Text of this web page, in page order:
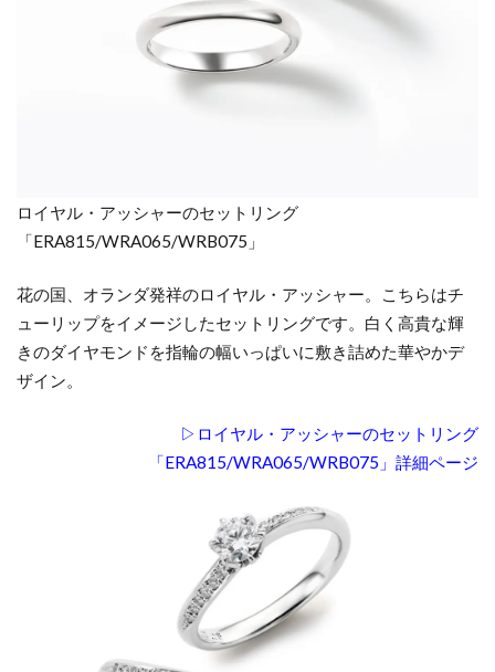
ロイヤル・アッシャーのセットリング
「ERA815/WRA065/WRB075」
花の国、オランダ発祥のロイヤル・アッシャー。こちらはチ
ューリップをイメージしたセットリングです。白く高貴な輝
きのダイヤモンドを指輪の幅いっぱいに敷き詰めた華やかデ
ザイン。
▷ロイヤル・アッシャーのセットリング
「ERA815/WRA065/WRB075」詳細ページ